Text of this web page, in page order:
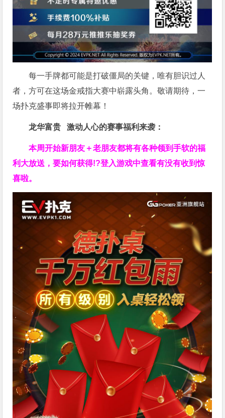
每一手牌都可能是打破僵局的关键，唯有胆识过人
者，方可在这场金戒指大赛中崭露头角。敬请期待，一
场扑克盛事即将拉开帷幕！
龙华富贵 激动人心的赛事福利来袭：
本周开始新朋友＋老朋友都将有各种领到手软的福
利大放送，要如何获得!?登入游戏中查看有没有收到惊
喜啦。